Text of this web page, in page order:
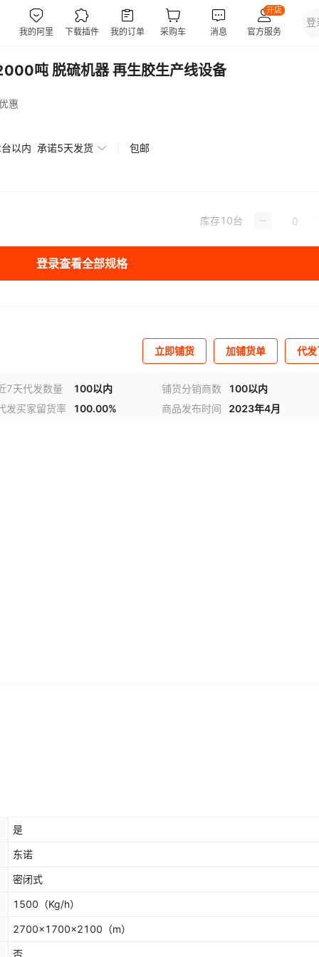
吨 脱硫机器 再生胶生产线设备
惠
以内 承诺5天发货 包邮
库存10台
登录查看全部规格
立即铺货 加铺货单 代
7天代发数量 100以内 铺货分销商数
100以内
发买家留货率
100.00% 商品发布时间 2023年4月
是
东诺
密闭式
1500 （Kg/h）
2700x1700x2100 （m）
否